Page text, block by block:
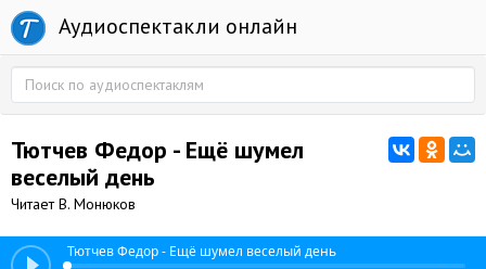
Аудиоспектакли онлайн
Тютчев Федор - Ещё шумел
веселый день
Читает В. Монюков
Тютчев Федор - Ещё шумел веселый день